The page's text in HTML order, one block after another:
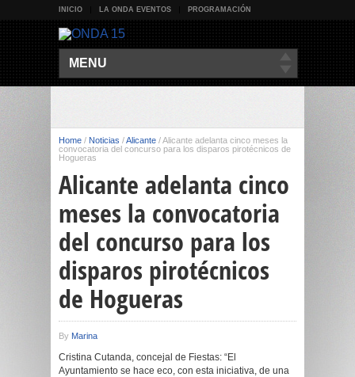
INICIO LA ONDA EVENTOS PROGRAMACIÓN
MENU
Home / Noticias /Alicante /Alicante adelanta cinco meses la
convocatoria del concurso para los disparos pirotécnicos de
Hogueras
Alicante adelanta cinco
meses la convocatoria
del concurso para los
disparos pirotécnicos
de Hogueras
By Marina
Cristina Cutanda, concejal de Fiestas: “El
Ayuntamiento se hace eco, con esta iniciativa, de una